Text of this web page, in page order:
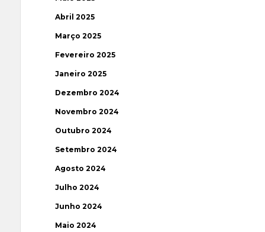
Abril 2025
Março 2025
Fevereiro 2025
Janeiro 2025
Dezembro 2024
Novembro 2024
Outubro 2024
Setembro 2024
Agosto 2024
Julho 2024
Junho 2024
Maio 2024